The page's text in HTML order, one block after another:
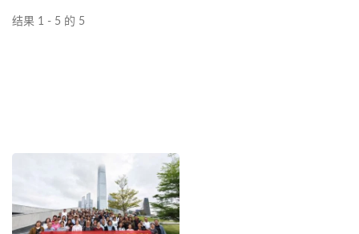
结果 1 - 5 的 5